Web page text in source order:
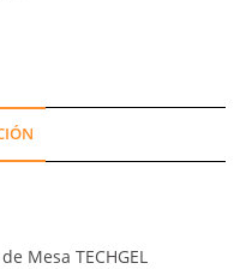
Mesa TECHGEL